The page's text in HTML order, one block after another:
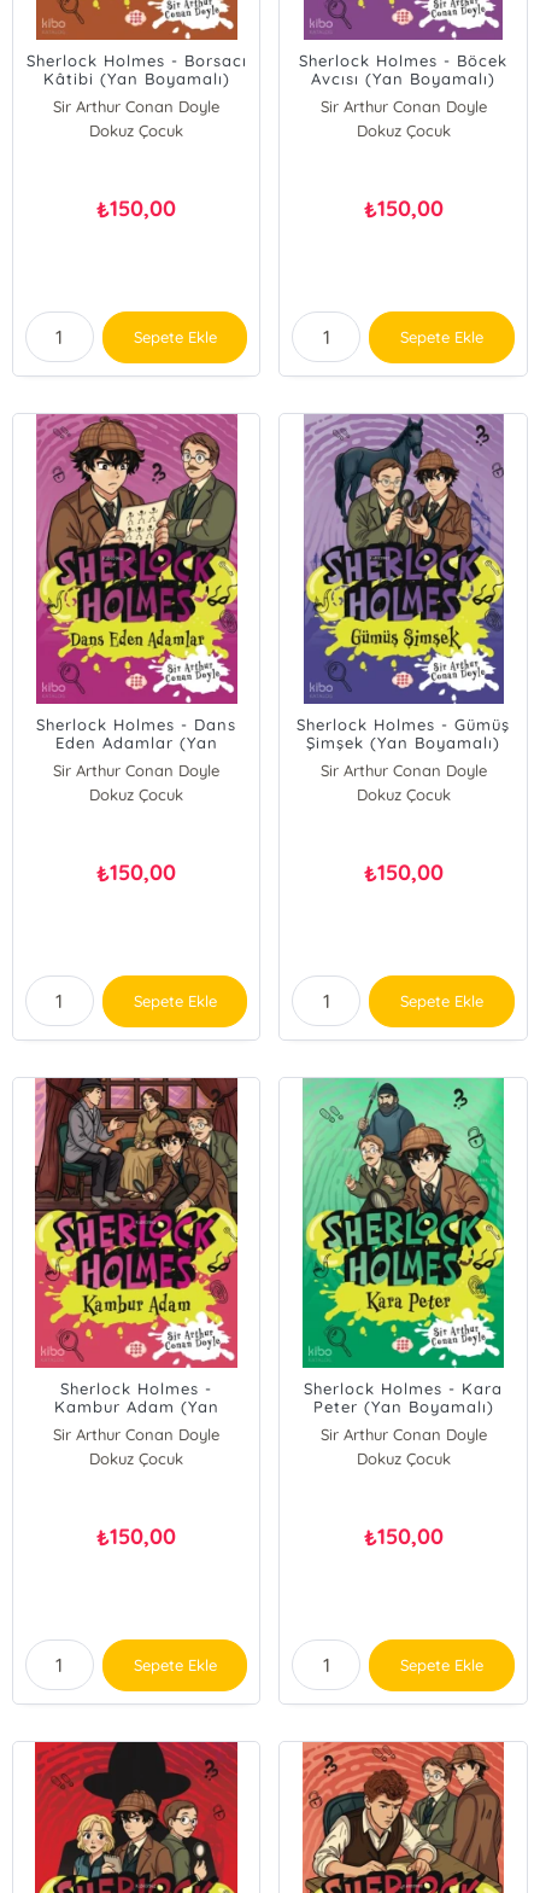
Sherlock Holmes - Borsacı
Kâtibi (Yan Boyamalı)
Sir Arthur Conan Doyle
Dokuz Çocuk
₺150,00
Sepete Ekle
Sherlock Holmes - Böcek
Avcısı (Yan Boyamalı)
Sir Arthur Conan Doyle
Dokuz Çocuk
₺150,00
Sepete Ekle
Sherlock Holmes - Dans
Eden Adamlar (Yan
Boyamalı)
Sir Arthur Conan Doyle
Dokuz Çocuk
₺150,00
Sepete Ekle
Sherlock Holmes - Gümüş
Şimşek (Yan Boyamalı)
Sir Arthur Conan Doyle
Dokuz Çocuk
₺150,00
Sepete Ekle
Sherlock Holmes -
Kambur Adam (Yan
Boyamalı)
Sir Arthur Conan Doyle
Dokuz Çocuk
₺150,00
Sepete Ekle
Sherlock Holmes - Kara
Peter (Yan Boyamalı)
Sir Arthur Conan Doyle
Dokuz Çocuk
₺150,00
Sepete Ekle